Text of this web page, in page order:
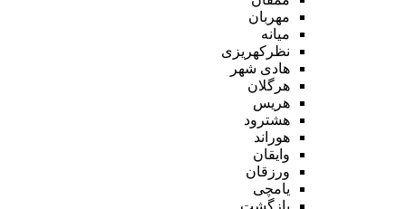
مهربان
میانه
نظرکهریزی
هادی شهر
هرگلان
هریس
هشترود
هوراند
وایقان
ورزقان
یامچی
بازگشت